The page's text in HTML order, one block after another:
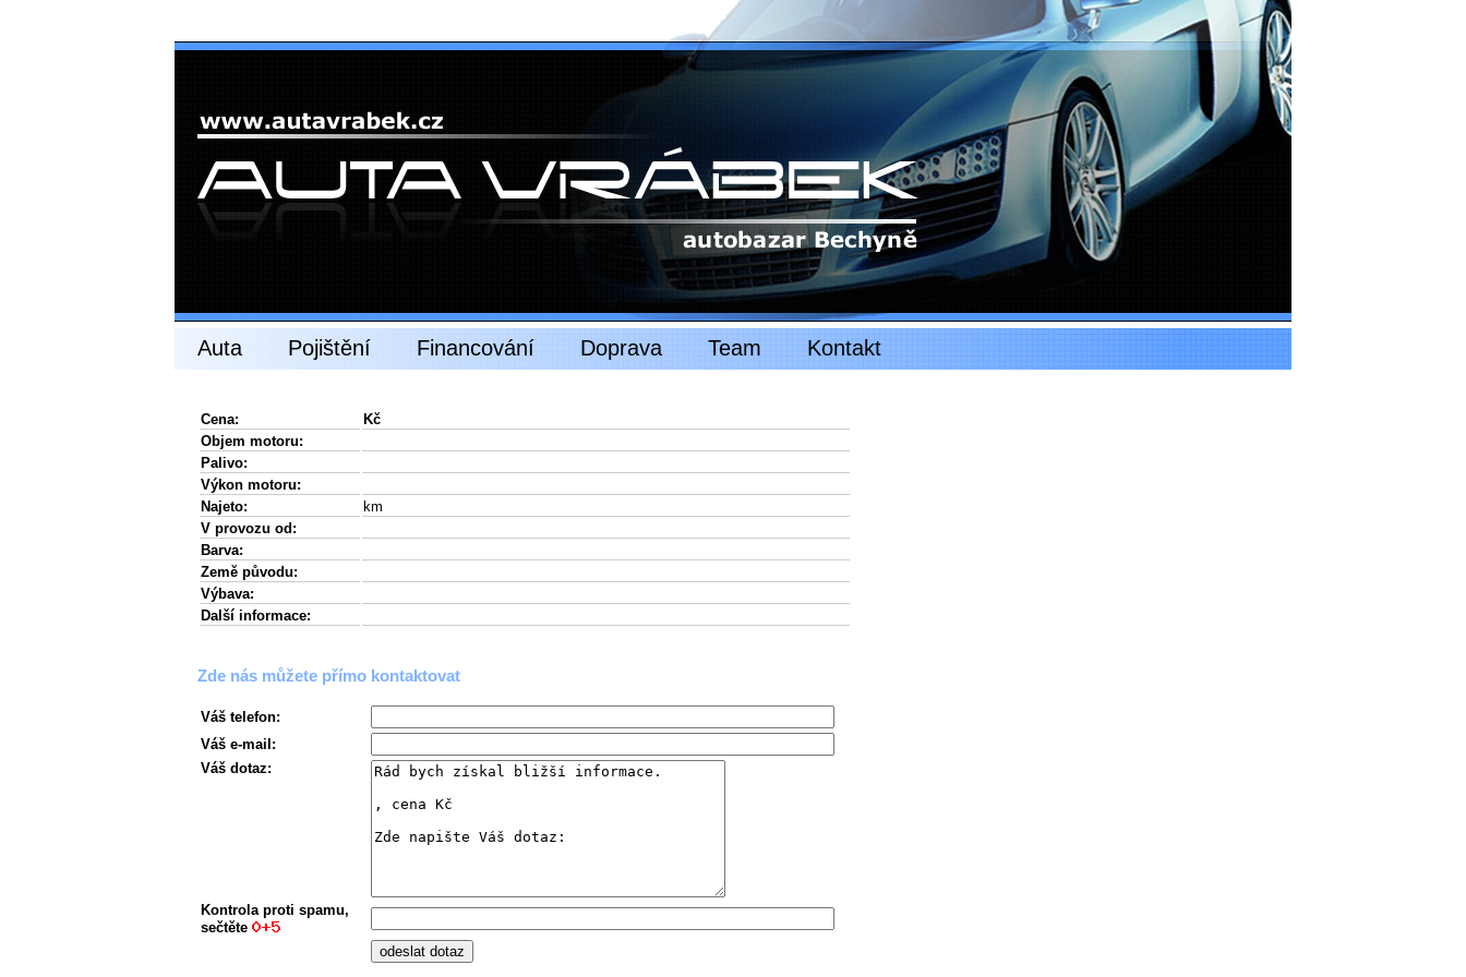
Auta Pojištění Financování Doprava Team Kontakt
Cena:
Kč
Objem motoru:
Palivo:
Výkon motoru:
Najeto:
km
V provozu od:
Barva:
Země původu:
Výbava:
Další informace:
Zde nás můžete přímo kontaktovat
Váš telefon:
Váš e-mail:
Váš dotaz:
Kontrola proti spamu,
sečtěte